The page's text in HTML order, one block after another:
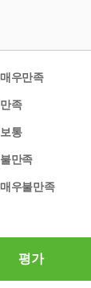
매우만족
만족
보통
불만족
매우불만족
평가